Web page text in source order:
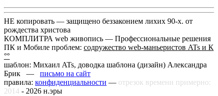
НЕ копировать — защищено беззаконием лихих 90-х. от
рождества христова
КОМПЛИТРА web живопись — Профессиональные решения
ПК и Мобиле проблем: содружество web-маньеристов ATs и К
°°
шаблон: Михаил ATs, доводка шаблона (дизайн) Александра
Брик — письмо на сайт
правила: конфиденциальности — отрезок времени примерно:
2014 - 2026 н.эры